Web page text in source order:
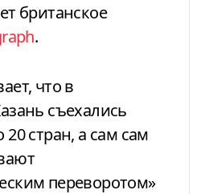
британское
.
что в
съехались
стран, а сам сам
переворотом»